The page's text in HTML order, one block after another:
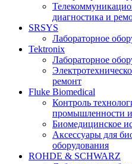
диагностика и
SRSYS
Лабораторное
Tektronix
Лабораторное
ремонт
Fluke Biomedical
Контроль
промышленности и
Биомедицинское
Аксессуары для
оборудования
ROHDE & SCHWARZ